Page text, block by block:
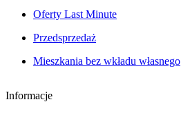
Oferty Last Minute
Przedsprzedaż
Mieszkania bez wkładu własnego
Informacje